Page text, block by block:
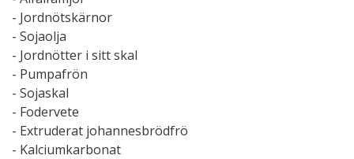
- Jordnötskärnor
- Sojaolja
- Jordnötter i sitt skal
- Pumpafrön
- Sojaskal
- Fodervete
- Extruderat johannesbrödfrö
- Kalciumkarbonat